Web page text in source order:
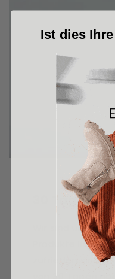
30 Tage
Wir sind
Produkte lieben
zufrieden sind ,
Ist dies